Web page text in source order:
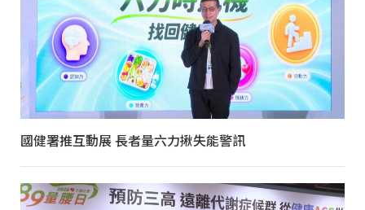
國健署推互動展 長者量六力揪失能警訊